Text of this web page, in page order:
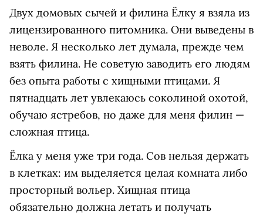
Двух домовых сычей и филина Ёлку я взяла из
лицензированного питомника. Они выведены в
неволе. Я несколько лет думала, прежде чем
взять филина. Не советую заводить его людям
без опыта работы с хищными птицами. Я
пятнадцать лет увлекаюсь соколиной охотой,
обучаю ястребов, но даже для меня филин —
сложная птица.
Ёлка у меня уже три года. Сов нельзя держать
в клетках: им выделяется целая комната либо
просторный вольер. Хищная птица
обязательно должна летать и получать